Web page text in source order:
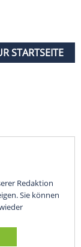
STARTSEITE
Redaktion
Sie können